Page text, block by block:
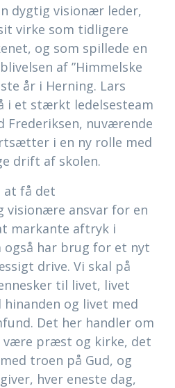
dygtig visionær leder,
virke som tidligere
og som spillede en
af ”Himmelske
år i Herning. Lars
i et stærkt ledelsesteam
Frederiksen, nuværende
i en ny rolle med
drift af skolen.
at få det
visionære ansvar for en
markante aftryk i
også har brug for et nyt
drive. Vi skal på
til livet, livet
hinanden og livet med
Det her handler om
være præst og kirke, det
troen på Gud, og
hver eneste dag,